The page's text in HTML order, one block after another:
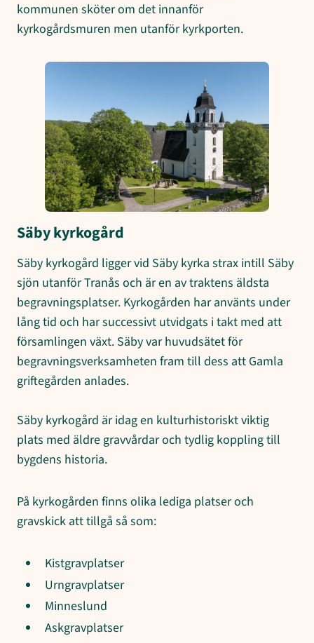
kommunen sköter om det innanför
kyrkogårdsmuren men utanför kyrkporten.
Säby kyrkogård
Säby kyrkogård ligger vid Säby kyrka strax intill Säby
sjön utanför Tranås och är en av traktens äldsta
begravningsplatser. Kyrkogården har använts under
lång tid och har successivt utvidgats i takt med att
församlingen växt. Säby var huvudsätet för
begravningsverksamheten fram till dess att Gamla
griftegården anlades.
Säby kyrkogård är idag en kulturhistoriskt viktig
plats med äldre gravvårdar och tydlig koppling till
bygdens historia.
På kyrkogården finns olika lediga platser och
gravskick att tillgå så som:
Kistgravplatser
Urngravplatser
Minneslund
Askgravplatser